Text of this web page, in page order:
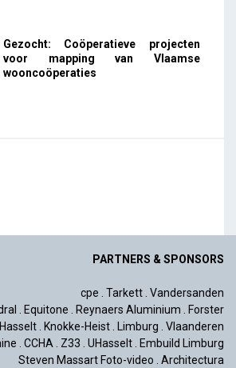
Gezocht: Coöperatieve projecten
voor mapping van Vlaamse
wooncoöperaties
PARTNERS & SPONSORS
cpe . Tarkett. Vandersanden
. Equitone . Reynaers Aluminium . Forster
Hasselt. Knokke-Heist. Limburg . Vlaanderen
. CCHA. Z33 . UHasselt. Embuild Limburg
Steven Massart Foto-video . Architectura